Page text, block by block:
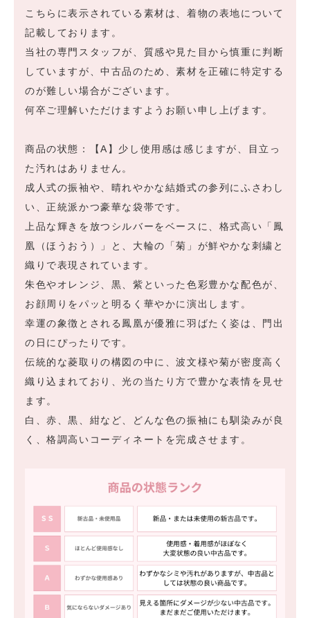
こちらに表示されている素材は、着物の表地について
記載しております。
当社の専門スタッフが、質感や見た目から慎重に判断
していますが、中古品のため、素材を正確に特定する
のが難しい場合がございます。
何卒ご理解いただけますようお願い申し上げます。
商品の状態：【A】少し使用感は感じますが、目立っ
た汚れはありません。
成人式の振袖や、晴れやかな結婚式の参列にふさわし
い、正統派かつ豪華な袋帯です。
上品な輝きを放つシルバーをベースに、格式高い「鳳
凰（ほうおう）」と、大輪の「菊」が鮮やかな刺繍と
織りで表現されています。
朱色やオレンジ、黒、紫といった色彩豊かな配色が、
お顔周りをパッと明るく華やかに演出します。
幸運の象徴とされる鳳凰が優雅に羽ばたく姿は、門出
の日にぴったりです。
伝統的な菱取りの構図の中に、波文様や菊が密度高く
織り込まれており、光の当たり方で豊かな表情を見せ
ます。
白、赤、黒、紺など、どんな色の振袖にも馴染みが良
く、格調高いコーディネートを完成させます。